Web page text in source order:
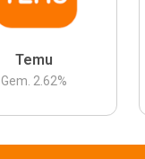
Temu
Gem. 2.62%